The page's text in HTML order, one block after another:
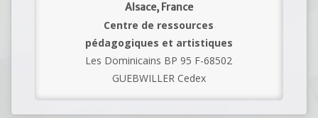
Alsace, France
Centre de ressources
pédagogiques et artistiques
Les Dominicains BP 95 F-68502
GUEBWILLER Cedex